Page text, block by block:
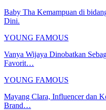
Baby Tha Kemampuan di
Dini.
YOUNG FAMOUS
Vanya Wijaya Dinobatkan
Favorit…
YOUNG FAMOUS
Mayang Clara, Influencer dan
Brand…